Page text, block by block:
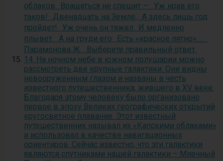
облаков Вращаться не спешит — Уж нрав его
таков! Двенадцать на Земле, А здесь лишь год
пройдет! Уж очень он тяжел И медленно
плывет. А на груди его Есть «красное пятно»….
Парамонова Ж. Выберете правильный ответ.
14. На ночном небе в южном полушарии можно
рассмотреть две крупные галактики. Они видны
невооруженным глазом и названы в честь
известного путешественника, жившего в XV веке.
Благодаря этому человеку было организовано
первое в эпоху Великих географических открытий
кругосветное плавание. Этот известный
путешественник называл их «Капскими облаками»
и использовал в качестве навигационных
ориентиров. Сейчас известно, что эти галактики
являются спутниками нашей галактики – Млечный